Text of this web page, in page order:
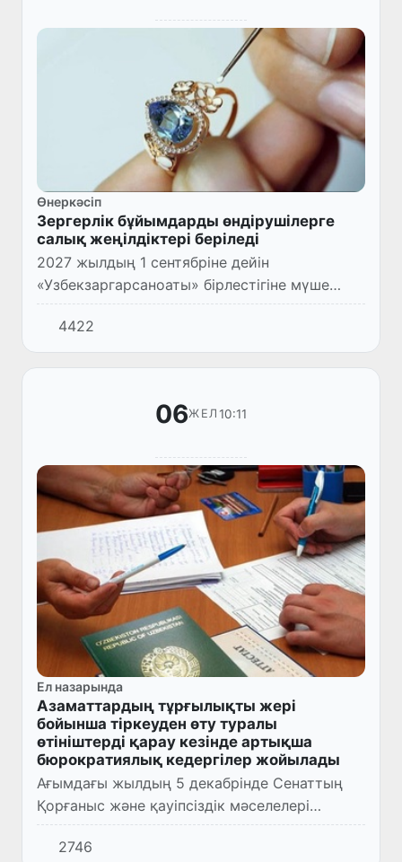
Өнеркәсіп
Зергерлік бұйымдарды өндірушілерге
салық жеңілдіктері беріледі
2027 жылдың 1 сентябріне дейін
«Узбекзаргарсаноаты» бірлестігіне мүше
болған зергерлік бұйымдарды жасайтын
кәсіпкерлер мүлік және жер салығынан
босатылуы мүмкін.
4422
06ЖЕЛ 10:11
Ел назарында
Азаматтардың тұрғылықты жері
бойынша тіркеуден өту туралы
өтініштерді қарау кезінде артықша
бюрократиялық кедергілер жойылады
Ағымдағы жылдың 5 декабрінде Сенаттың
Қорғаныс және қауіпсіздік мәселелері
комитетінің мәжілісі өтті. Оған Сенат
мүшелері, Қарақалпақстан Республикасы
2746